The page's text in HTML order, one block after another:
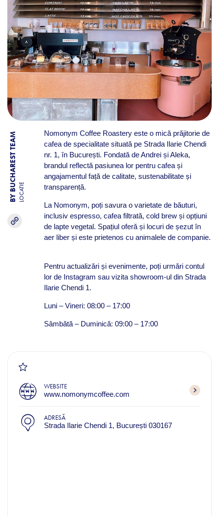
BY BUCHAREST TEAM LOCATIE
Nomonym Coffee Roastery este o mică prăjitorie de
cafea de specialitate situată pe Strada Ilarie Chendi
nr. 1, în București. Fondată de Andrei și Aleka,
brandul reflectă pasiunea lor pentru cafea și
angajamentul față de calitate, sustenabilitate și
transparență.
La Nomonym, poți savura o varietate de băuturi,
inclusiv espresso, cafea filtrată, cold brew și opțiuni
de lapte vegetal. Spațiul oferă și locuri de șezut în
aer liber și este prietenos cu animalele de companie.
Pentru actualizări și evenimente, poți urmări contul
lor de Instagram sau vizita showroom-ul din Strada
Ilarie Chendi 1.
Luni – Vineri: 08:00 – 17:00​
Sâmbătă – Duminică: 09:00 – 17:00
WEBSITE
www.nomonymcoffee.com
ADRESĂ
Strada Ilarie Chendi 1, București 030167